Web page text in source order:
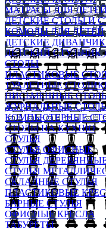
МАТРАСЫ ДЛЯ
ДЕТСКИЕ СТОЛЫ И
КОМОДЫ ДЛЯ ДЕТЕЙ
ДЕТСКИЕ
ДЕТСКИЙ
СТОЛЫ
ПЛАСТИКОВЫЕ
ТУАЛЕТНЫЕ
ПИСЬМЕННЫЕ
ЖУРНАЛЬНЫЕ
КОМПЬЮТЕРНЫЕ
СТОЛЫ НА КУХНЮ
СТУЛЬЯ
СТУЛЬЯ ОФИСНЫЕ
СТУЛЬЯ
СТУЛЬЯ
СКЛАДНЫЕ СТУЛЬЯ
ПЛАСТИКОВЫЕ
БАРНЫЕ СТУЛЬЯ
ОФИСНЫЕ КРЕСЛА
ТАБУРЕТЫ